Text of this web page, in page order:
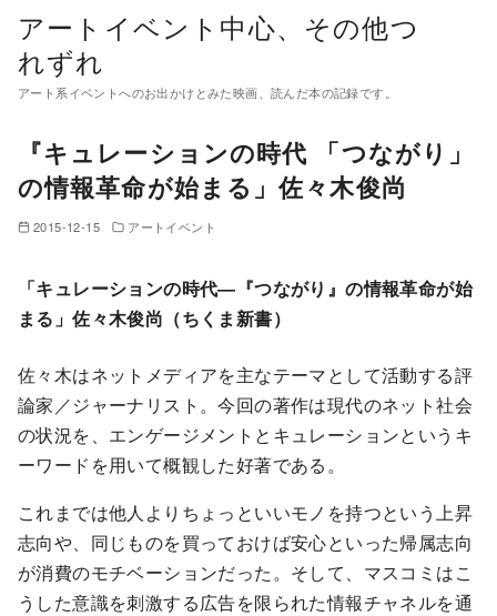
アートイベント中心、その他つ
れずれ
アート系イベントへのお出かけとみた映画、読んだ本の記録です。
『キュレーションの時代 「つながり」
の情報革命が始まる」佐々木俊尚
2015-12-15 アートイベント
「キュレーションの時代―『つながり』の情報革命が始
まる」佐々木俊尚（ちくま新書）
佐々木はネットメディアを主なテーマとして活動する評
論家／ジャーナリスト。今回の著作は現代のネット社会
の状況を、エンゲージメントとキュレーションというキ
ーワードを用いて概観した好著である。
これまでは他人よりちょっといいモノを持つという上昇
志向や、同じものを買っておけば安心といった帰属志向
が消費のモチベーションだった。そして、マスコミはこ
うした意識を刺激する広告を限られた情報チャネルを通